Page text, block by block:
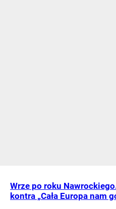
Wrze po roku
kontra „Cała Europa nam